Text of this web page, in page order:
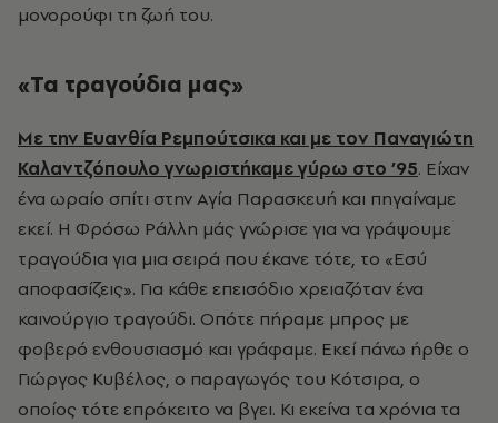
μονορούφι τη ζωή του.
«Τα τραγούδια μας»
Με την Ευανθία Ρεμπούτσικα και με τον Παναγιώτη
Καλαντζόπουλο γνωριστήκαμε γύρω στο ’95. Είχαν
ένα ωραίο σπίτι στην Αγία Παρασκευή και πηγαίναμε
εκεί. Η Φρόσω Ράλλη μάς γνώρισε για να γράψουμε
τραγούδια για μια σειρά που έκανε τότε, το «Εσύ
αποφασίζεις». Για κάθε επεισόδιο χρειαζόταν ένα
καινούργιο τραγούδι. Οπότε πήραμε μπρος με
φοβερό ενθουσιασμό και γράφαμε. Εκεί πάνω ήρθε ο
Γιώργος Κυβέλος, ο παραγωγός του Κότσιρα, ο
οποίος τότε επρόκειτο να βγει. Κι εκείνα τα χρόνια τα